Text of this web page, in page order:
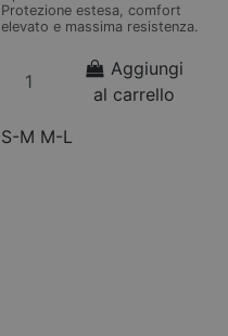
Protezione estesa, comfort
elevato e massima resistenza.
Aggiungi
al carrello
S-M M-L